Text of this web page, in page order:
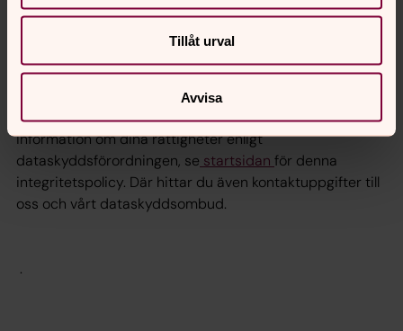
Tillåt urval
Avvisa
Vilka rättigheter har du?
Snöstorps försmling ansvarar för hanteringen av dina
personuppgifter om inte annat nämns ovan. För
information om dina rättigheter enligt
dataskyddsförordningen, se startsidan för denna
integritetspolicy. Där hittar du även kontaktuppgifter till
oss och vårt dataskyddsombud.
.